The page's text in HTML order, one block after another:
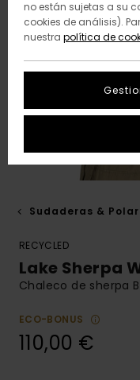
Sudaderas &
RECYCLED
Lake Sherpa
Chaleco de sherpa
ECO-BONUS
110,00 €
no están sujetas a su
cookies de análisis).
nuestra política de